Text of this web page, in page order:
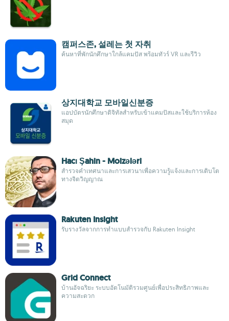
캠퍼스존, 설레는 첫 자취
ค้นหาที่พักนักศึกษาใกล้แคมปัส พร้อมทัวร์ VR และรีวิว
상지대학교 모바일신분증
แอปบัตรนักศึกษาดิจิทัลสำหรับเข้าแคมปัสและใช้บริการห้อง
สมุด
Hacı Şahin - Moizələri
สำรวจคำเทศนาและการเสวนาเพื่อความรู้แจ้งและการเติบโต
ทางจิตวิญญาณ
Rakuten Insight
รับรางวัลจากการทำแบบสำรวจกับ Rakuten Insight
Grid Connect
บ้านอัจฉริยะ ระบบอัตโนมัติรวมศูนย์เพื่อประสิทธิภาพและ
ความสะดวก